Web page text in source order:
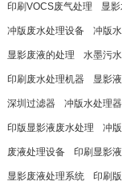
印刷VOCS废气处理 显
冲版废水处理设备 冲版
显影废液的处理 水墨污
印刷废水处理机器 显影
深圳过滤器 冲版水处理器
印版显影液废水处理 冲
废液处理设备 印刷显影
显影废液处理系统 印刷